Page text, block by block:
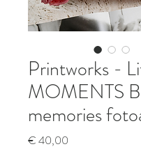
Printworks -
MOMENTS
memories
€ 40,00